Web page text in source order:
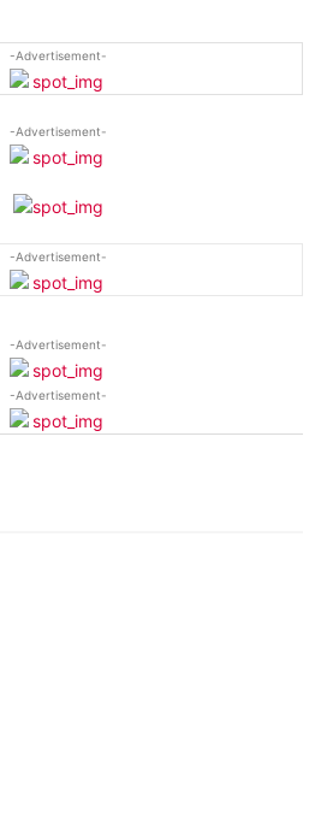
-Advertisement-
-Advertisement-
-Advertisement-
-Advertisement-
-Advertisement-